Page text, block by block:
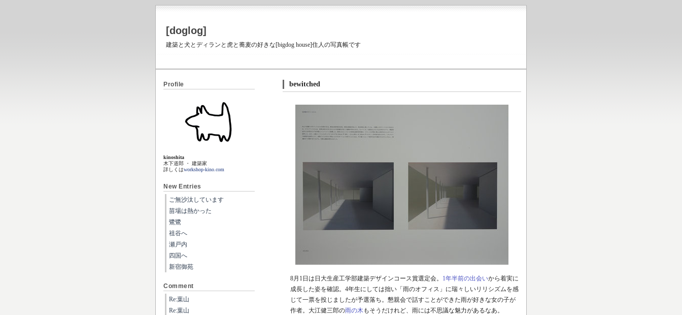
[doglog]
建築と犬とディランと虎と蕎麦の好きな[bigdog house]住人の写真帳です
bewitched
8月1日は日大生産工学部建築デザインコース賞選定会。 1年半前の出会いから着実に
成長した姿を確認。4年生にしては拙い「雨のオフィス」に瑞々しいリリシズムを感
じて一票を投じましたが予選落ち。懇親会で話すことができた雨が好きな女の子が
作者。大江健三郎の雨の木もそうだけれど、雨には不思議な魅力があるなあ。
Profile
kinoshita
木下道郎 ・ 建築家
詳しくはworkshop-kino.com
New Entries
ご無沙汰しています
苗場は熱かった
鷺鷺
祖谷へ
瀬戸内
四国へ
新宿御苑
Comment
Re:葉山
Re:葉山